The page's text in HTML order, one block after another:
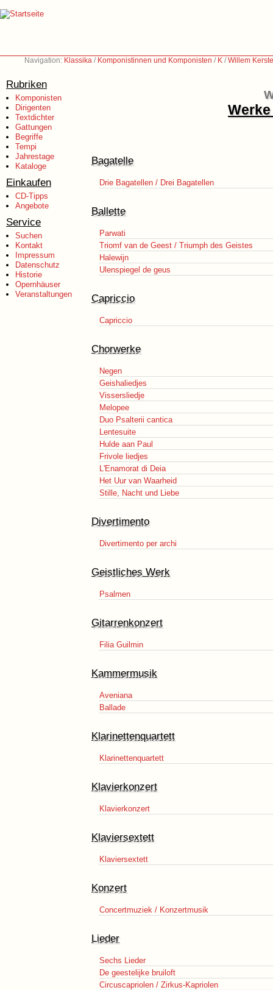
Navigation: Klassika / Komponistinnen und Komponisten / K /Willem
Rubriken
Komponisten
Dirigenten
Textdichter
Gattungen
Begriffe
Tempi
Jahrestage
Kataloge
Einkaufen
CD-Tipps
Angebote
Service
Suchen
Kontakt
Impressum
Datenschutz
Historie
Opernhäuser
Veranstaltungen
Bagatelle
Drie Bagatellen / Drei Bagatellen
Ballette
Parwati
Triomf van de Geest / Triumph des Geistes
Halewijn
Ulenspiegel de geus
Capriccio
Capriccio
Chorwerke
Negen
Geishaliedjes
Vissersliedje
Melopee
Duo Psalterii cantica
Lentesuite
Hulde aan Paul
Frivole liedjes
L'Enamorat di Deia
Het Uur van Waarheid
Stille, Nacht und Liebe
Divertimento
Divertimento per archi
Geistliches Werk
Psalmen
Gitarrenkonzert
Filia Guilmin
Kammermusik
Aveniana
Ballade
Klarinettenquartett
Klarinettenquartett
Klavierkonzert
Klavierkonzert
Klaviersextett
Klaviersextett
Konzert
Concertmuziek / Konzertmusik
Lieder
Sechs Lieder
De geestelijke bruiloft
Circuscapriolen / Zirkus-Kapriolen